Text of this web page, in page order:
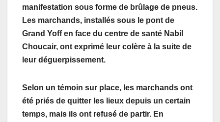
manifestation sous forme de brûlage de pneus.
Les marchands, installés sous le pont de
Grand Yoff en face du centre de santé Nabil
Choucair, ont exprimé leur colère à la suite de
leur déguerpissement.
Selon un témoin sur place, les marchands ont
été priés de quitter les lieux depuis un certain
temps, mais ils ont refusé de partir. En